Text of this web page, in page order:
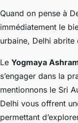
Quand on pense à
immédiatement le
urbaine, Delhi
Le Yogmaya
s’engager dans la
mentionnons le Sri
Delhi vous offrent
permettant